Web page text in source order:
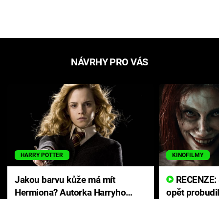
NÁVRHY PRO VÁS
HARRY POTTER
Jakou barvu kůže má mít
Hermiona? Autorka Harryho
KINOFILMY
opět